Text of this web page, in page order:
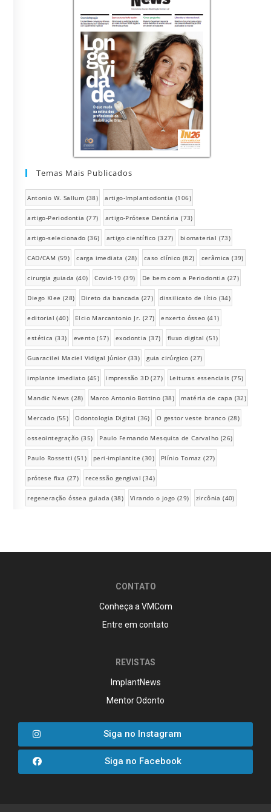
Temas Mais Publicados
Antonio W. Sallum (38) artigo-Implantodontia (106)
artigo-Periodontia (77) artigo-Prótese Dentária (73)
artigo-selecionado (36) artigo científico (327) biomaterial (73)
CAD/CAM (59) carga imediata (28) caso clínico (82) cerâmica (39)
cirurgia guiada (40) Covid-19 (39) De bem com a Periodontia (27)
Diego Klee (28) Direto da bancada (27) dissilicato de lítio (34)
editorial (40) Elcio Marcantonio Jr. (27) enxerto ósseo (41)
estética (33) evento (57) exodontia (37) fluxo digital (51)
Guaracilei Maciel Vidigal Júnior (33) guia cirúrgico (27)
implante imediato (45) impressão 3D (27) Leituras essenciais (75)
Mandic News (28) Marco Antonio Bottino (38) matéria de capa (32)
Mercado (55) Odontologia Digital (36) O gestor veste branco (28)
osseointegração (35) Paulo Fernando Mesquita de Carvalho (26)
Paulo Rossetti (51) peri-implantite (30) Plínio Tomaz (27)
prótese fixa (27) recessão gengival (34)
regeneração óssea guiada (38) Virando o jogo (29) zircônia (40)
CONTATO
Conheça a VMCom
Entre em contato
REVISTAS
ImplantNews
Mentor Odonto
Siga no Instagram
Siga no Facebook